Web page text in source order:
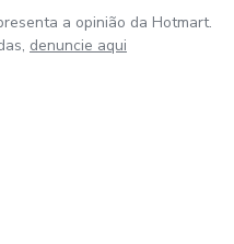
a opinião da Hotmart.
denuncie aqui